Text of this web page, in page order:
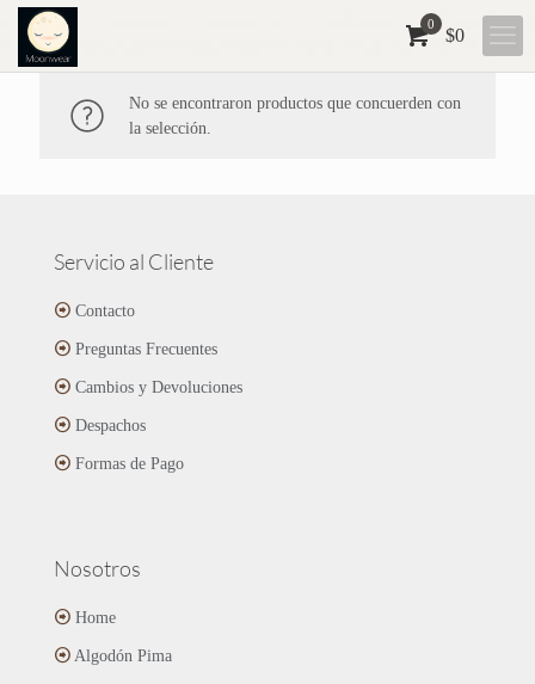
0
$0
No se encontraron productos que concuerden con
la selección.
Servicio al Cliente
Contacto
Preguntas Frecuentes
Cambios y Devoluciones
Despachos
Formas de Pago
Nosotros
Home
Algodón Pima